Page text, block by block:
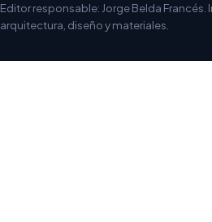
Editor responsable: Jorge Belda
arquitectura, diseño y materiales.